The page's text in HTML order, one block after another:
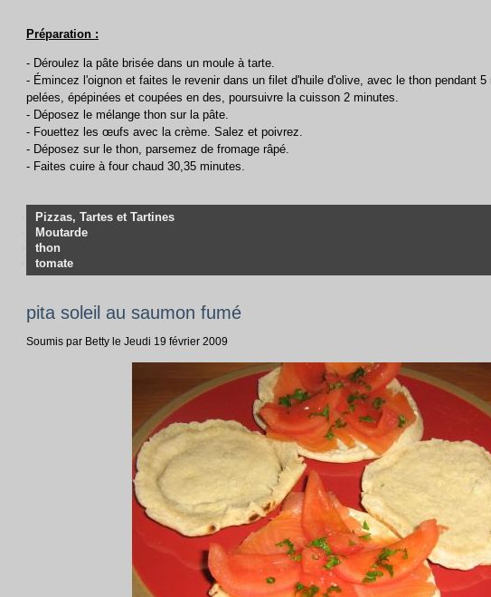
Préparation :
- Déroulez la pâte brisée dans un moule à tarte.
- Émincez l'oignon et faites le revenir dans un filet d'huile d'olive, avec le thon pendant
pelées, épépinées et coupées en des, poursuivre la cuisson 2 minutes.
- Déposez le mélange thon sur la pâte.
- Fouettez les œufs avec la crème. Salez et poivrez.
- Déposez sur le thon, parsemez de fromage râpé.
- Faites cuire à four chaud 30,35 minutes.
Pizzas, Tartes et Tartines
Moutarde
thon
tomate
pita soleil au saumon fumé
Soumis par Betty le Jeudi 19 février 2009